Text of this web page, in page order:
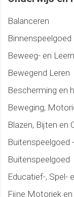
Balanceren
Binnenspeelgoed
Beweeg- en
Bewegend Leren
Bescherming en
Beweging,
Blazen, Bijten en
Buitenspeelgoed
Buitenspeelgoed
Educatief-, Spel-
Fijne Motoriek